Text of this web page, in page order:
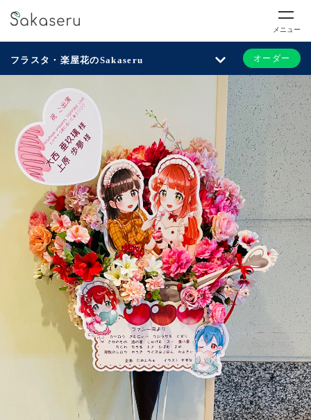
メニュー
フラスタ・楽屋花のSakaseru オーダー